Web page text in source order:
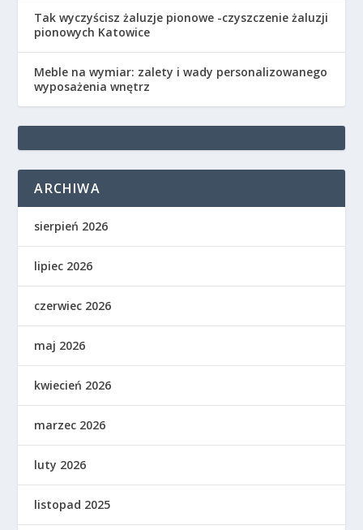
Tak wyczyścisz żaluzje pionowe -czyszczenie żaluzji
pionowych Katowice
Meble na wymiar: zalety i wady personalizowanego
wyposażenia wnętrz
ARCHIWA
sierpień 2026
lipiec 2026
czerwiec 2026
maj 2026
kwiecień 2026
marzec 2026
luty 2026
listopad 2025